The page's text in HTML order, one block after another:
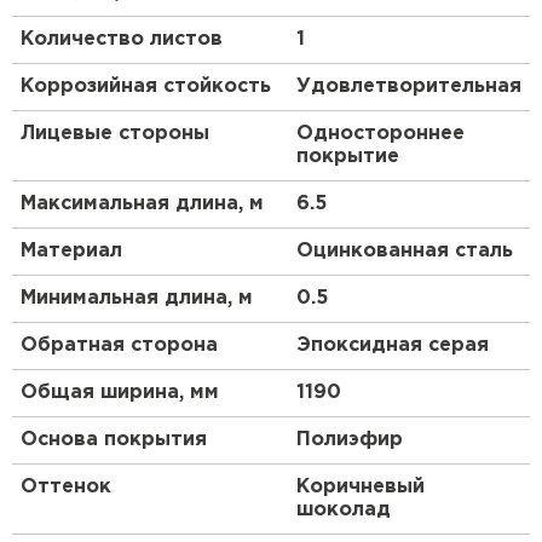
наносится слоем 25 мкм. При отсутствии
механических повреждений изделия, покрытые
Полиэстером, будут сохранять свой изначальный
вид не один год. В целом, это популярный,
практичный, доступный материал, долговечность
которого подтверждена исследованиями
эксперта в области стали — Национальным
Преимущества:
Приемлемая цена и отменное качество —
дополнительное преимущество данного
Этот кровельный материал не
воспламеняется.
Долговечная основа из стали оберегает
кровлю от механических воздействий.
Стальная черепица отличается
Количество листов 1
Коррозийная стойкость Удовлетворительная
Лицевые стороны
Одностороннее
покрытие
Максимальная длина, м 6.5
Материал Оцинкованная сталь
Минимальная длина, м 0.5
Обратная сторона Эпоксидная серая
Общая ширина, мм 1190
Основа покрытия Полиэфир
Оттенок
Коричневый
шоколад